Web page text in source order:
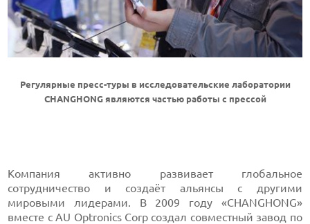
Регулярные пресс-туры в исследовательские лаборатории
CHANGHONG являются частью работы с прессой
Компания активно развивает глобальное
сотрудничество и создаёт альянсы с другими
мировыми лидерами. В 2009 году «CHANGHONG»
вместе с AU Optronics Corp создал совместный завод по